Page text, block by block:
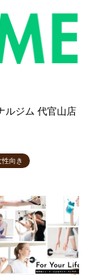
ルジム 代官山店
性向き